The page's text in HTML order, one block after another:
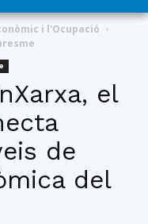
i l'Ocupació
el
de
del